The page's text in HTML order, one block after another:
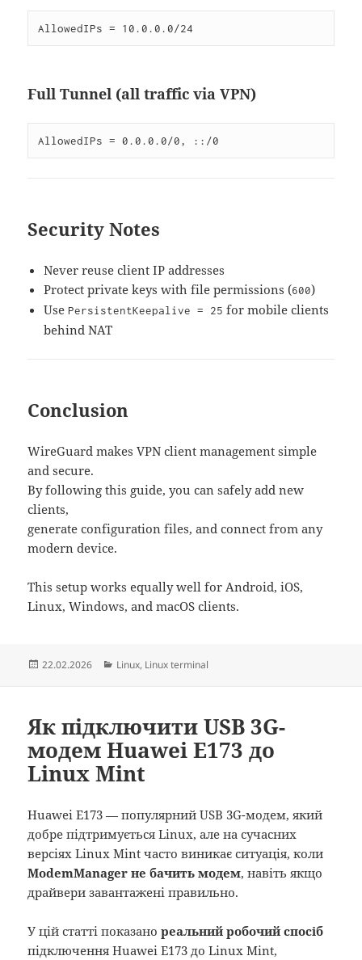
Full Tunnel (all traffic via VPN)
Security Notes
Never reuse client IP addresses
Protect private keys with file permissions (600)
Use PersistentKeepalive = 25 for mobile clients
behind NAT
Conclusion
WireGuard makes VPN client management simple
and secure.
By following this guide, you can safely add new
clients,
generate configuration files, and connect from any
modern device.
This setup works equally well for Android, iOS,
Linux, Windows, and macOS clients.
Posted
22.02.2026 Categories
Linux, Linux terminal
Як підключити USB 3G-
модем Huawei E173 до
Linux Mint
Huawei E173 — популярний USB 3G-модем, який
добре підтримується Linux, але на сучасних
версіях Linux Mint часто виникає ситуація, коли
ModemManager не бачить модем, навіть якщо
драйвери завантажені правильно.
У цій статті показанореальний робочий спосіб
підключення Huawei E173 до Linux Mint,